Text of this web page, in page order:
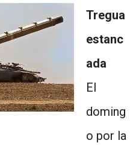
Tregua
estanc
ada
El
doming
o por la